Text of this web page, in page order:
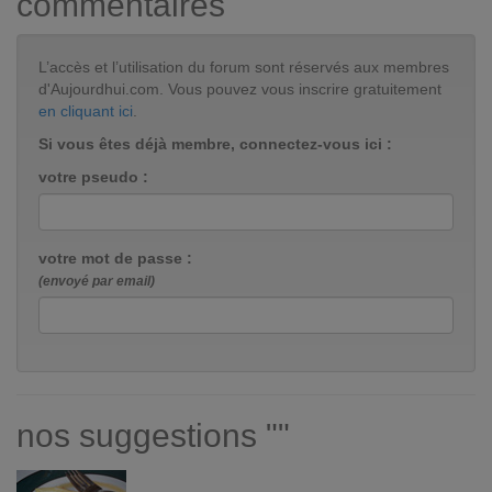
L’accès et l’utilisation du forum sont réservés aux membres
d'Aujourdhui.com. Vous pouvez vous inscrire gratuitement
en cliquant ici.
Si vous êtes déjà membre, connectez-vous ici :
votre pseudo :
votre mot de passe :
(envoyé par email)
nos suggestions ""